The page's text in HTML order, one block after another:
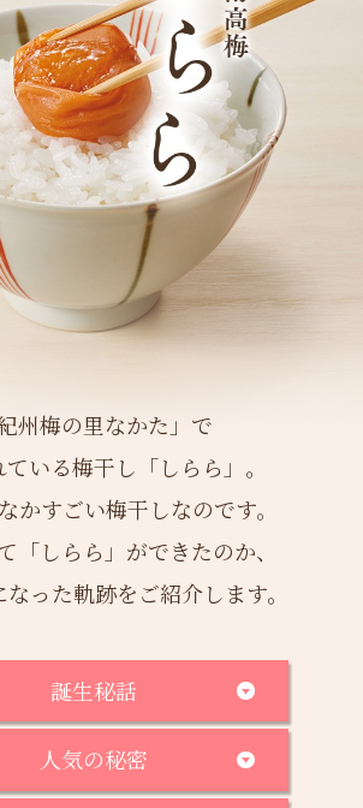
ご案内
へ ご利用ガイド
ギフトサービス
お問い合わせ
12-2486
曜・祝日／土曜は不定休
合わせフォームはこちら
紀州梅の里なかた」で
いる梅干し「しらら」。
かすごい梅干しなのです。
「しらら」ができたのか、
った軌跡をご紹介します。
誕生秘話
人気の秘密